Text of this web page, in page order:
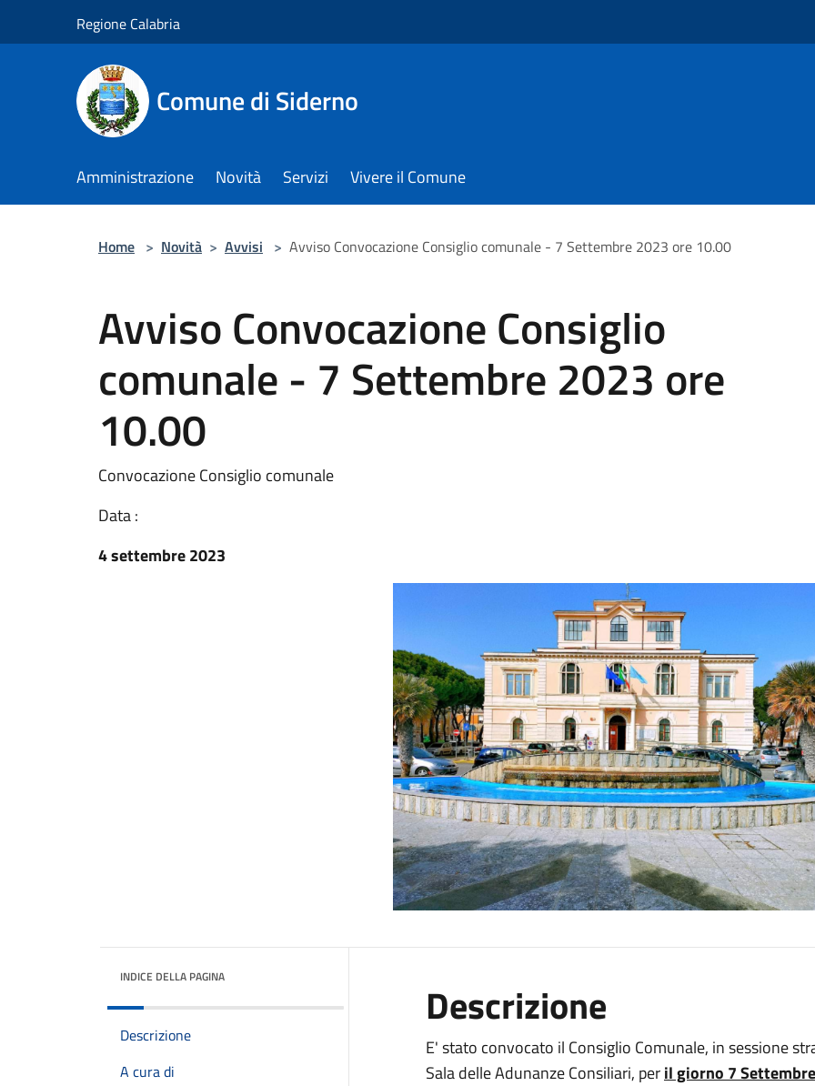
Regione Calabria
Comune di Siderno
Amministrazione Novità Servizi Vivere il Comune
Home > Novità > Avvisi > Avviso Convocazione Consiglio comunale - 7 Settembre 2023 ore 10.00
Avviso Convocazione Consiglio
comunale - 7 Settembre 2023 ore
10.00
Convocazione Consiglio comunale
Data :
4 settembre 2023
INDICE DELLA PAGINA
Descrizione
A cura di
Descrizione
E' stato convocato il Consiglio Comunale, in sessione
Sala delle Adunanze Consiliari, peril giorno 7